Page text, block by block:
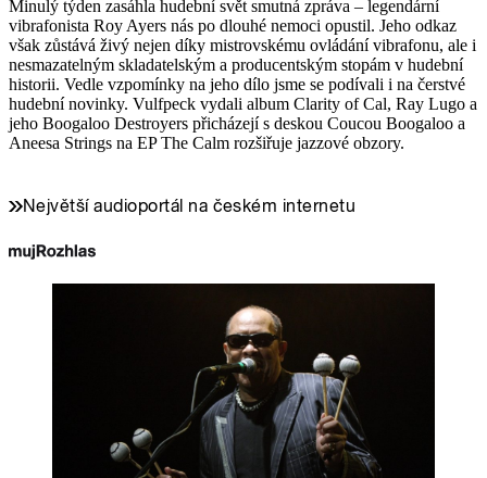
Minulý týden zasáhla hudební svět smutná zpráva – legendární
vibrafonista Roy Ayers nás po dlouhé nemoci opustil. Jeho odkaz
však zůstává živý nejen díky mistrovskému ovládání vibrafonu, ale i
nesmazatelným skladatelským a producentským stopám v hudební
historii. Vedle vzpomínky na jeho dílo jsme se podívali i na čerstvé
hudební novinky. Vulfpeck vydali album Clarity of Cal, Ray Lugo a
jeho Boogaloo Destroyers přicházejí s deskou Coucou Boogaloo a
Aneesa Strings na EP The Calm rozšiřuje jazzové obzory.